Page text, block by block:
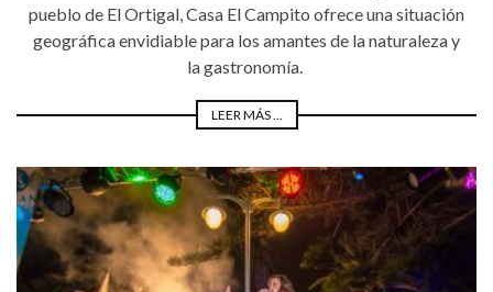
pueblo de El Ortigal, Casa El Campito ofrece una situación
geográfica envidiable para los amantes de la naturaleza y
la gastronomía.
LEER MÁS ...